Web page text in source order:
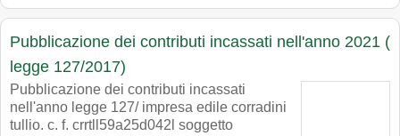
Pubblicazione dei contributi incassati nell'anno 2021 (
legge 127/2017)
Pubblicazione dei contributi incassati
nell'anno legge 127/ impresa edile corradini
tullio. c. f. crrtll59a25d042l soggetto